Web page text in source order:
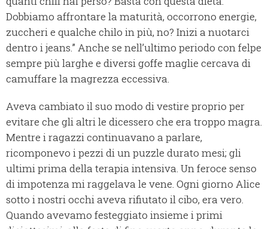
Dobbiamo affrontare la maturità, occorrono energie,
zuccheri e qualche chilo in più, no? Inizi a nuotarci
dentro i jeans.” Anche se nell’ultimo periodo con felpe
sempre più larghe e diversi goffe maglie cercava di
camuffare la magrezza eccessiva.
Aveva cambiato il suo modo di vestire proprio per
evitare che gli altri le dicessero che era troppo magra.
Mentre i ragazzi continuavano a parlare,
ricomponevo i pezzi di un puzzle durato mesi; gli
ultimi prima della terapia intensiva. Un feroce senso
di impotenza mi raggelava le vene. Ogni giorno Alice
sotto i nostri occhi aveva rifiutato il cibo, era vero.
Quando avevamo festeggiato insieme i primi